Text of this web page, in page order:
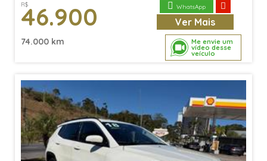
Me envie um
vídeo desse
veículo
R$
46.900 WhatsApp
Ver Mais
74.000 km